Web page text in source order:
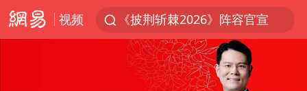
视频
《披荆斩棘2026》阵容官宣
杭州机场已取消航班388架次